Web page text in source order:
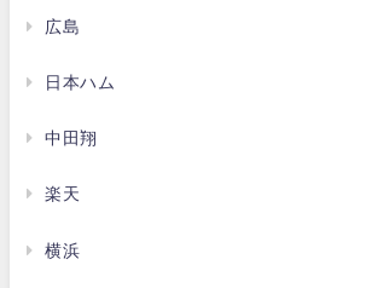
広島
日本ハム
中田翔
楽天
横浜